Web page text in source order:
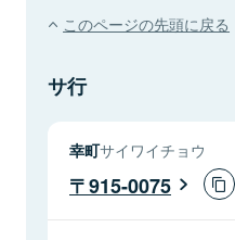
このページの先頭に戻る
サ行
幸町サイワイチョウ
915-0075